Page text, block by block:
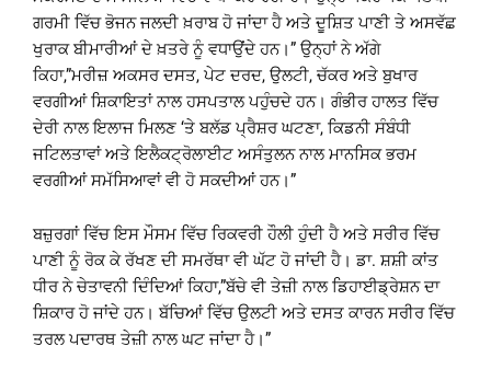
ਗਰਮੀ ਵਿੱਚ ਭੋਜਨ ਜਲਦੀ ਖ਼ਰਾਬ ਹੋ ਜਾਂਦਾ ਹੈ ਅਤੇ ਦੂਸ਼ਿਤ ਪਾਣੀ ਤੇ ਅਸਵੱਛ
ਖੁਰਾਕ ਬੀਮਾਰੀਆਂ ਦੇ ਖ਼ਤਰੇ ਨੂੰ ਵਧਾਉਂਦੇ ਹਨ।” ਉਨ੍ਹਾਂ ਨੇ ਅੱਗੇ
ਕਿਹਾ,”ਮਰੀਜ਼ ਅਕਸਰ ਦਸਤ, ਪੇਟ ਦਰਦ, ਉਲਟੀ, ਚੱਕਰ ਅਤੇ ਬੁਖਾਰ
ਵਰਗੀਆਂ ਸ਼ਿਕਾਇਤਾਂ ਨਾਲ ਹਸਪਤਾਲ ਪਹੁੰਚਦੇ ਹਨ। ਗੰਭੀਰ ਹਾਲਤ ਵਿੱਚ
ਦੇਰੀ ਨਾਲ ਇਲਾਜ ਮਿਲਣ ‘ਤੇ ਬਲੱਡ ਪ੍ਰੈਸ਼ਰ ਘਟਣਾ, ਕਿਡਨੀ ਸੰਬੰਧੀ
ਜਟਿਲਤਾਵਾਂ ਅਤੇ ਇਲੈਕਟ੍ਰੋਲਾਈਟ ਅਸੰਤੁਲਨ ਨਾਲ ਮਾਨਸਿਕ ਭਰਮ
ਵਰਗੀਆਂ ਸਮੱਸਿਆਵਾਂ ਵੀ ਹੋ ਸਕਦੀਆਂ ਹਨ।”
ਬਜ਼ੁਰਗਾਂ ਵਿੱਚ ਇਸ ਮੌਸਮ ਵਿੱਚ ਰਿਕਵਰੀ ਹੌਲੀ ਹੁੰਦੀ ਹੈ ਅਤੇ ਸਰੀਰ ਵਿੱਚ
ਪਾਣੀ ਨੂੰ ਰੋਕ ਕੇ ਰੱਖਣ ਦੀ ਸਮਰੱਥਾ ਵੀ ਘੱਟ ਹੋ ਜਾਂਦੀ ਹੈ। ਡਾ. ਸ਼ਸ਼ੀ ਕਾਂਤ
ਧੀਰ ਨੇ ਚੇਤਾਵਨੀ ਦਿੰਦਿਆਂ ਕਿਹਾ,”ਬੱਚੇ ਵੀ ਤੇਜ਼ੀ ਨਾਲ ਡਿਹਾਈਡ੍ਰੇਸ਼ਨ ਦਾ
ਸ਼ਿਕਾਰ ਹੋ ਜਾਂਦੇ ਹਨ। ਬੱਚਿਆਂ ਵਿੱਚ ਉਲਟੀ ਅਤੇ ਦਸਤ ਕਾਰਨ ਸਰੀਰ ਵਿੱਚ
ਤਰਲ ਪਦਾਰਥ ਤੇਜ਼ੀ ਨਾਲ ਘਟ ਜਾਂਦਾ ਹੈ।”